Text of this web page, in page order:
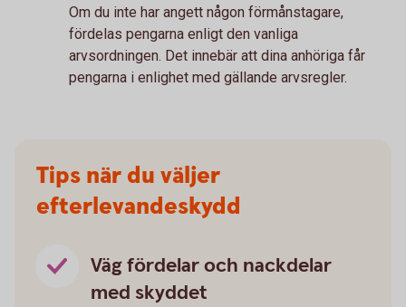
Om du inte har angett någon förmånstagare,
fördelas pengarna enligt den vanliga
arvsordningen. Det innebär att dina anhöriga får
pengarna i enlighet med gällande arvsregler.
Tips när du väljer
efterlevandeskydd
Väg fördelar och nackdelar
med skyddet